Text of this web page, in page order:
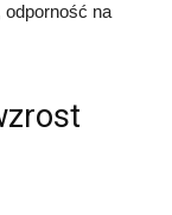
odporność na